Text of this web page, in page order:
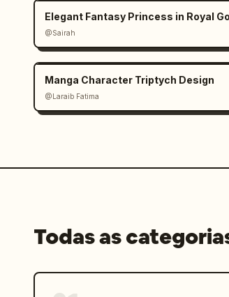
Elegant Fantasy Princess in Royal
@Sairah
Manga Character Triptych Design
@Laraib Fatima‎
Todas as